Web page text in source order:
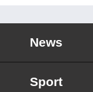
News
Sport